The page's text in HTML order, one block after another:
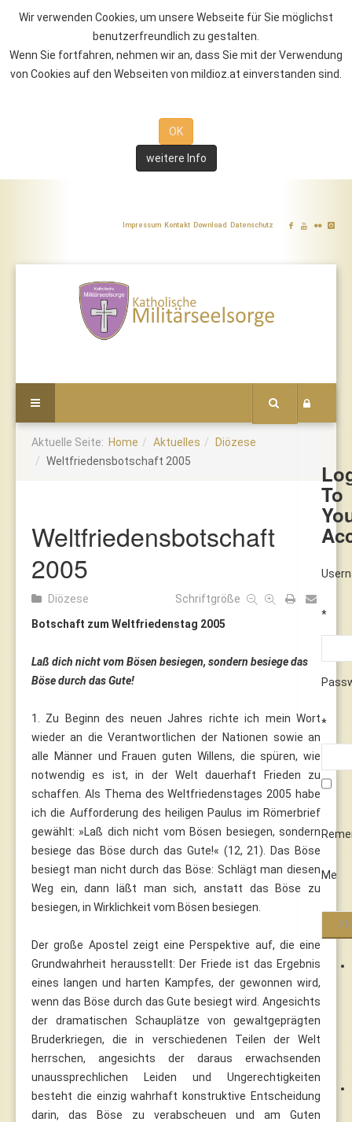
Wir verwenden Cookies, um unsere Webseite für Sie möglichst
benutzerfreundlich zu gestalten.
Wenn Sie fortfahren, nehmen wir an, dass Sie mit der Verwendung
von Cookies auf den Webseiten von mildioz.at einverstanden sind.
OK
weitere Info
Impressum Kontakt Download Datenschutz
To
*
*
Me
Aktuelle Seite: Home Aktuelles
Diözese
Weltfriedensbotschaft 2005
Weltfriedensbotschaft
2005
Diözese
Schriftgröße
Botschaft zum Weltfriedenstag 2005
Laß dich nicht vom Bösen besiegen, sondern besiege das
Böse durch das Gute!
1. Zu Beginn des neuen Jahres richte ich mein Wort
wieder an die Verantwortlichen der Nationen sowie an
alle Männer und Frauen guten Willens, die spüren, wie
notwendig es ist, in der Welt dauerhaft Frieden zu
schaffen. Als Thema des Weltfriedenstages 2005 habe
ich die Aufforderung des heiligen Paulus im Römerbrief
gewählt: »Laß dich nicht vom Bösen besiegen, sondern
besiege das Böse durch das Gute!« (12, 21). Das Böse
besiegt man nicht durch das Böse: Schlägt man diesen
Weg ein, dann läßt man sich, anstatt das Böse zu
besiegen, in Wirklichkeit vom Bösen besiegen.
Der große Apostel zeigt eine Perspektive auf, die eine
Grundwahrheit herausstellt: Der Friede ist das Ergebnis
eines langen und harten Kampfes, der gewonnen wird,
wenn das Böse durch das Gute besiegt wird. Angesichts
der dramatischen Schauplätze von gewaltgeprägten
Bruderkriegen, die in verschiedenen Teilen der Welt
herrschen, angesichts der daraus erwachsenden
unaussprechlichen Leiden und Ungerechtigkeiten
besteht die einzig wahrhaft konstruktive Entscheidung
darin, das Böse zu verabscheuen und am Guten